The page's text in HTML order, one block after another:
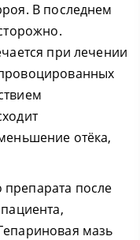
В последнем
при лечении
отёка,
после
мазь